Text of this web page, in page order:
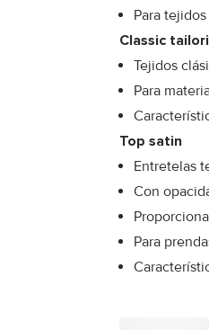
Para
Classic
Tejidos
Para
Top satin
Entretelas
Con
Para